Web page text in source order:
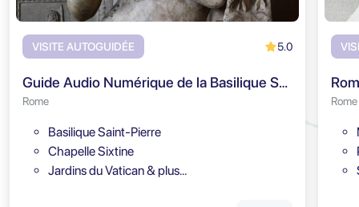
VISITE AUTOGUIDÉE 5.0
Guide Audio Numérique de la Basilique Saint-Pierre
Rome
Basilique Saint-Pierre
Chapelle Sixtine
Jardins du Vatican & plus…
Rome